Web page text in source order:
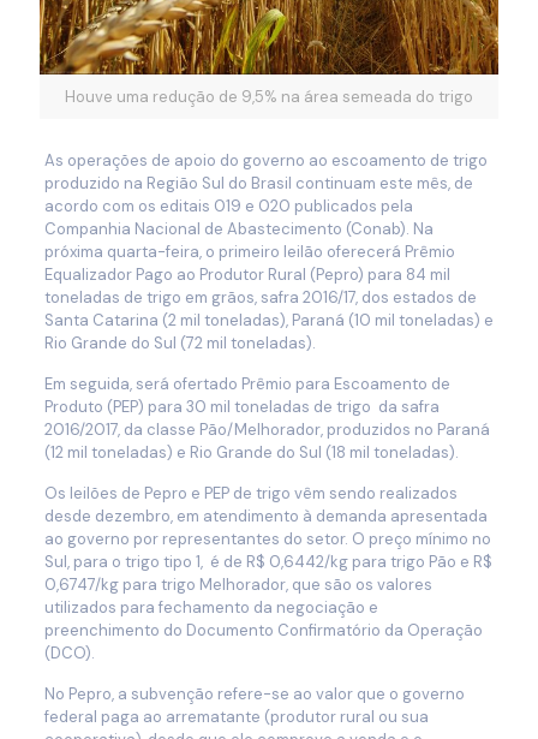
Houve uma redução de 9,5% na área semeada do trigo
As operações de apoio do governo ao escoamento de trigo
produzido na Região Sul do Brasil continuam este mês, de
acordo com os editais 019 e 020 publicados pela
Companhia Nacional de Abastecimento (Conab). Na
próxima quarta-feira, o primeiro leilão oferecerá Prêmio
Equalizador Pago ao Produtor Rural (Pepro) para 84 mil
toneladas de trigo em grãos, safra 2016/17, dos estados de
Santa Catarina (2 mil toneladas), Paraná (10 mil toneladas) e
Rio Grande do Sul (72 mil toneladas).
Em seguida, será ofertado Prêmio para Escoamento de
Produto (PEP) para 30 mil toneladas de trigo da safra
2016/2017, da classe Pão/Melhorador, produzidos no Paraná
(12 mil toneladas) e Rio Grande do Sul (18 mil toneladas).
Os leilões de Pepro e PEP de trigo vêm sendo realizados
desde dezembro, em atendimento à demanda apresentada
ao governo por representantes do setor. O preço mínimo no
Sul, para o trigo tipo 1, é de R$ 0,6442/kg para trigo Pão e R$
0,6747/kg para trigo Melhorador, que são os valores
utilizados para fechamento da negociação e
preenchimento do Documento Confirmatório da Operação
(DCO).
No Pepro, a subvenção refere-se ao valor que o governo
federal paga ao arrematante (produtor rural ou sua